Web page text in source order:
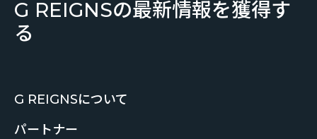
G REIGNSの最新情報を獲得す
る
G REIGNSについて
パートナー